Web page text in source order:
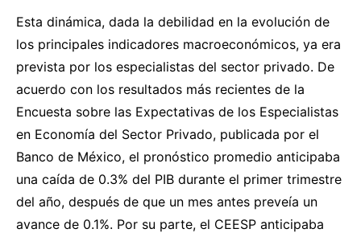
Esta dinámica, dada la debilidad en la evolución de
los principales indicadores macroeconómicos, ya era
prevista por los especialistas del sector privado. De
acuerdo con los resultados más recientes de la
Encuesta sobre las Expectativas de los Especialistas
en Economía del Sector Privado, publicada por el
Banco de México, el pronóstico promedio anticipaba
una caída de 0.3% del PIB durante el primer trimestre
del año, después de que un mes antes preveía un
avance de 0.1%. Por su parte, el CEESP anticipaba